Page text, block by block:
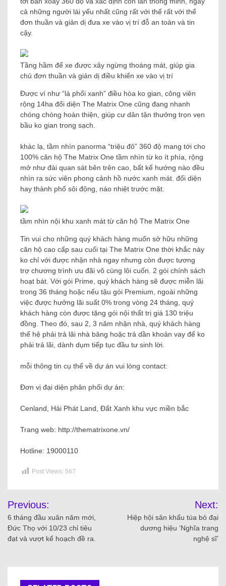
cả những người lái yếu nhất cũng rất với thể rất với thể
đơn thuần và giản dị đưa xe vào vị trí đỗ an toàn và tin
cậy.
Tầng hầm để xe được xây ngừng thoáng mát, giúp gia
chủ đơn thuần và giản dị điều khiển xe vào vị trí
Được ví như “lá phổi xanh” điều hòa ko gian, công viên
rộng 14ha đối diện The Matrix One cũng đang nhanh
chóng chóng hoàn thiện, giúp cư dân tận thưởng trọn vẹn
bầu ko gian trong sạch.
khác lạ, tầm nhìn panorma “triệu đô” 360 độ mang tới cho
100% căn hộ The Matrix One tầm nhìn từ ko ít phía, rộng
mở như đài quan sát bên trên cao, bất kể hướng nào đều
nhìn ra sức viên phong cảnh hồ nước xanh mát. đối diện
hay thành phố sôi động, náo nhiệt trước mặt.
tầm nhìn nội khu xanh mát từ căn hộ The Matrix One
Tin vui cho những quý khách hàng muốn sở hữu những
căn hộ cao cấp sau cuối tại The Matrix One thời khắc này
ko chỉ với được nhận nhà ngay nhưng còn được tương
trợ chương trình ưu đãi vô cùng lôi cuốn. 2 gói chính sách
hoạt bát. Với gói Prime, quý khách hàng sẽ được miễn lãi
trong 36 tháng hoặc nếu tậu gói Premium, ngoài những
việc được hưởng lãi suất 0% trong vòng 24 tháng, quý
khách hàng còn được tặng gói nội thất trị giá 130 triệu
đồng. Theo đó, sau 2, 3 năm nhận nhà, quý khách hàng
thế hệ phải trả lãi nhà băng hoặc trả dần khoản vay để ko
phải trả lãi, dành dụm tiếp tục đầu tư sinh lời.
mỗi thông tin cụ thể về dự án vui lòng contact:
Đơn vị đại diện phân phối dự án:
Cenland, Hải Phát Land, Đất Xanh khu vực miền bắc
Trang web: http://thematrixone.vn/
Hotline: 19000110
Post Views: 567
Previous:
6 tháng đầu xuân năm mới,
Đức Thọ với 10/23 chỉ tiêu
đạt và vượt kế hoạch đề ra.
Next:
Hiệp hội sân khấu túa bỏ đại
dương hiệu ‘Nghĩa trang
nghệ sĩ’